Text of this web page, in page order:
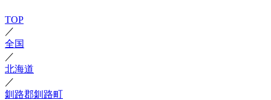
TOP
／
全国
／
北海道
／
釧路郡釧路町